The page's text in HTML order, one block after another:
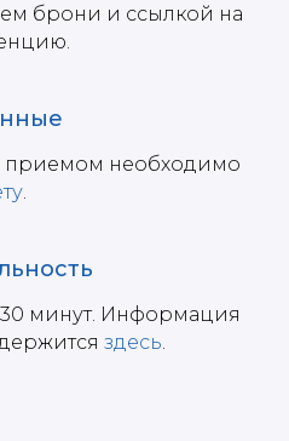
брони и ссылкой на
необходимо
минут. Информация
здесь